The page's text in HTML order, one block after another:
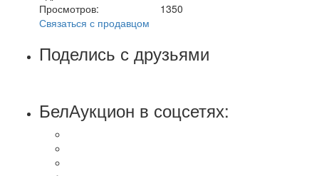
Просмотров:
1350
Связаться с продавцом
Поделись с друзьями
БелАукцион в соцсетях: